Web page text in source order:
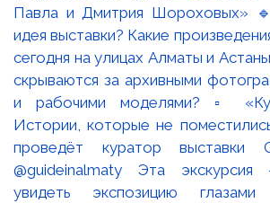
Павла и Дмитрия Шороховых»
идея выставки? Какие
сегодня на улицах Алматы и
скрываются за архивными
и рабочими моделями? ▫️
Истории, которые не
проведёт куратор выставки
@guideinalmaty Эта
увидеть экспозицию глазами